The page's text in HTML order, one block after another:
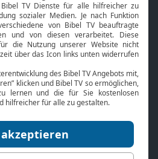
Nächster Gottesdienst
Service
Kontakt
TV-Empfang